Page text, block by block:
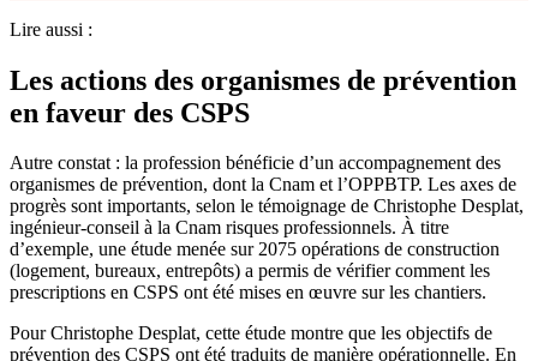
Lire aussi :
Les actions des organismes de prévention
en faveur des CSPS
Autre constat : la profession bénéficie d’un accompagnement des
organismes de prévention, dont la Cnam et l’OPPBTP. Les axes de
progrès sont importants, selon le témoignage de Christophe Desplat,
ingénieur-conseil à la Cnam risques professionnels. À titre
d’exemple, une étude menée sur 2075 opérations de construction
(logement, bureaux, entrepôts) a permis de vérifier comment les
prescriptions en CSPS ont été mises en œuvre sur les chantiers.
Pour Christophe Desplat, cette étude montre que les objectifs de
prévention des CSPS ont été traduits de manière opérationnelle. En